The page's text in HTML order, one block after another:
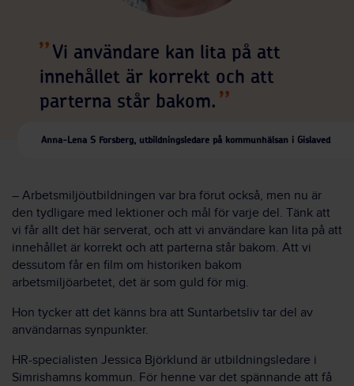
Vi användare kan lita på att
innehållet är korrekt och att
parterna står bakom.
Anna-Lena S Forsberg, utbildningsledare på kommunhälsan i Gislaved
– Arbetsmiljöutbildningen var bra förut också, men nu är
den tydligare med lektioner och mål för varje del. Tänk att
vi får allt det här serverat, och att vi användare kan lita på att
innehållet är korrekt och att parterna står bakom. Att vi
dessutom får en film om historiken bakom
arbetsmiljöarbetet, det är som guld för mig.
Hon tycker att det känns bra att Suntarbetsliv tar del av
användarnas synpunkter.
HR-specialisten Jessica Björklund är utbildningsledare i
Simrishamns kommun. För henne var det spännande att få